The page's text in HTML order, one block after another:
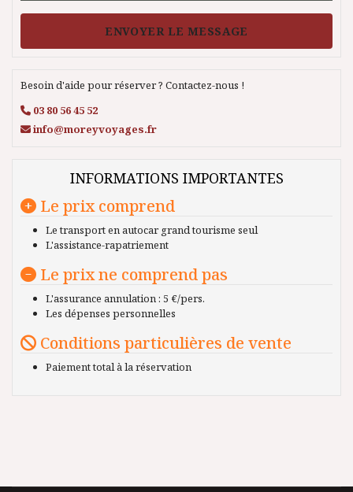
ENVOYER LE MESSAGE
Besoin d'aide pour réserver ? Contactez-nous !
03 80 56 45 52
info@moreyvoyages.fr
INFORMATIONS IMPORTANTES
Le prix comprend
Le transport en autocar grand tourisme seul
L'assistance-rapatriement
Le prix ne comprend pas
L'assurance annulation : 5 €/pers.
Les dépenses personnelles
Conditions particulières de vente
Paiement total à la réservation